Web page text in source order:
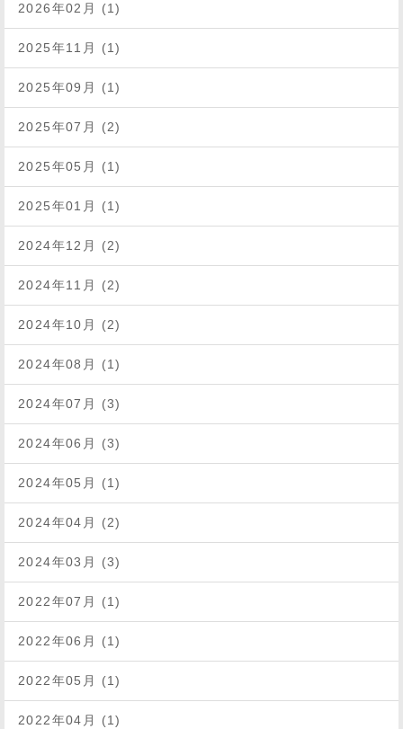
2026年02月 (1)
2025年11月 (1)
2025年09月 (1)
2025年07月 (2)
2025年05月 (1)
2025年01月 (1)
2024年12月 (2)
2024年11月 (2)
2024年10月 (2)
2024年08月 (1)
2024年07月 (3)
2024年06月 (3)
2024年05月 (1)
2024年04月 (2)
2024年03月 (3)
2022年07月 (1)
2022年06月 (1)
2022年05月 (1)
2022年04月 (1)